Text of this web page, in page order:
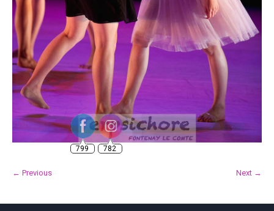
← Previous Next →
799 782